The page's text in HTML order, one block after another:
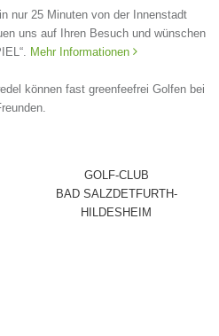
nur 25 Minuten von der Innenstadt
uns auf Ihren Besuch und wünschen
Mehr Informationen 
können fast greenfeefrei Golfen bei
GOLF-CLUB
BAD SALZDETFURTH-
HILDESHEIM